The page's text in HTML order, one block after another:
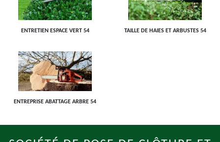
ENTRETIEN ESPACE VERT 54 TAILLE DE HAIES ET ARBUSTES 54
ENTREPRISE ABATTAGE ARBRE 54